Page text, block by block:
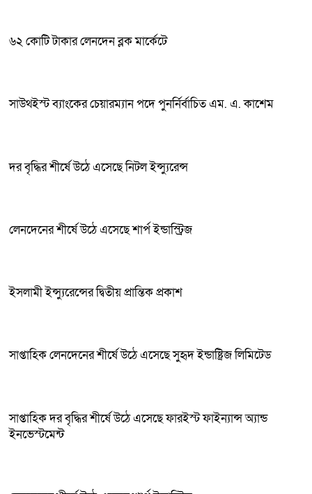
৬২ কোটি টাকার লেনদেন ব্লক মার্কেটে
সাউথইস্ট ব্যাংকের চেয়ারম্যান পদে পুনর্নির্বাচিত এম. এ. কাশেম
দর বৃদ্ধির শীর্ষে উঠে এসেছে নিটল ইন্স্যুরেন্স ‎
লেনদেনের শীর্ষে উঠে এসেছে শার্প ইন্ডাস্ট্রিজ
ইসলামী ইন্স্যুরেন্সের দ্বিতীয় প্রান্তিক প্রকাশ
সাপ্তাহিক লেনদেনের শীর্ষে উঠে এসেছে সুহৃদ ইন্ডাষ্ট্রিজ লিমিটেড
সাপ্তাহিক দর বৃদ্ধির শীর্ষে উঠে এসেছে ফারইস্ট ফাইন্যান্স অ্যান্ড
ইনভেস্টমেন্ট